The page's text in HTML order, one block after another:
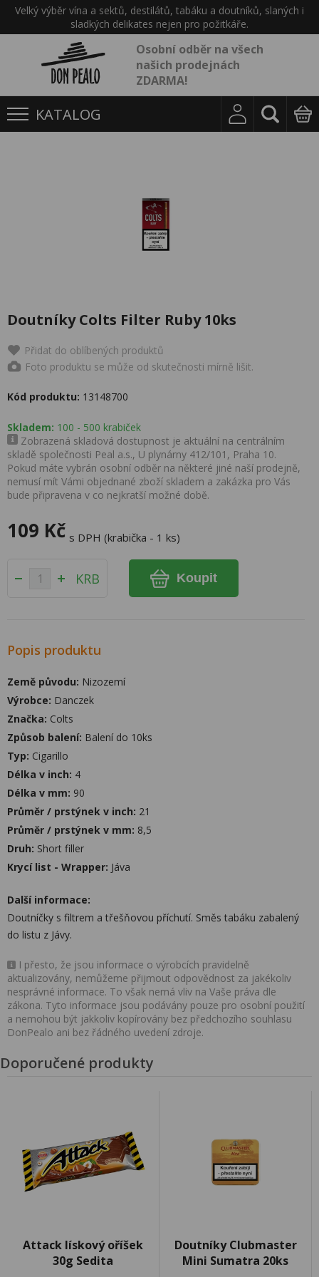
Velký výběr vína a sektů, destilátů, tabáku a doutníků, slaných i
sladkých delikates nejen pro požitkáře.
Osobní odběr na všech
našich prodejnách
ZDARMA!
KATALOG
Doutníky Colts Filter Ruby 10ks
Přidat do oblíbených produktů
Foto produktu se může od skutečnosti mírně lišit.
Kód produktu: 13148700
Skladem: 100 - 500 krabiček
Zobrazená skladová dostupnost je aktuální na centrálním
skladě společnosti Peal a.s., U plynárny 412/101, Praha 10.
Pokud máte vybrán osobní odběr na některé jiné naší prodejně,
nemusí mít Vámi objednané zboží skladem a zakázka pro Vás
bude připravena v co nejkratší možné době.
109 Kč s DPH (krabička - 1 ks)
KRB Koupit
Popis produktu
Země původu: Nizozemí
Výrobce: Danczek
Značka: Colts
Způsob balení: Balení do 10ks
Typ: Cigarillo
Délka v inch: 4
Délka v mm: 90
Průměr / prstýnek v inch: 21
Průměr / prstýnek v mm: 8,5
Druh: Short filler
Krycí list - Wrapper: Jáva
Další informace:
Doutníčky s filtrem a třešňovou příchutí. Směs tabáku zabalený
do listu z Jávy.
I přesto, že jsou informace o výrobcích pravidelně
aktualizovány, nemůžeme přijmout odpovědnost za jakékoliv
nesprávné informace. To však nemá vliv na Vaše práva dle
zákona. Tyto informace jsou podávány pouze pro osobní použití
a nemohou být jakkoliv kopírovány bez předchozího souhlasu
DonPealo ani bez řádného uvedení zdroje.
Doporučené produkty
Attack lískový oříšek
30g Sedita
Doutníky Clubmaster
Mini Sumatra 20ks